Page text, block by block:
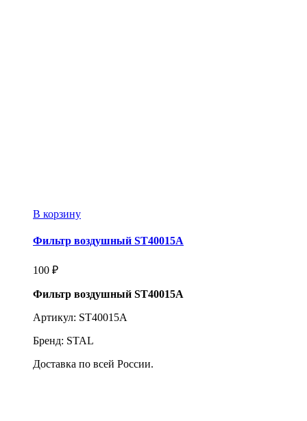
В корзину
Фильтр воздушный ST40015A
100 ₽
Фильтр воздушный ST40015A
Артикул: ST40015A
Бренд: STAL
Доставка по всей России.